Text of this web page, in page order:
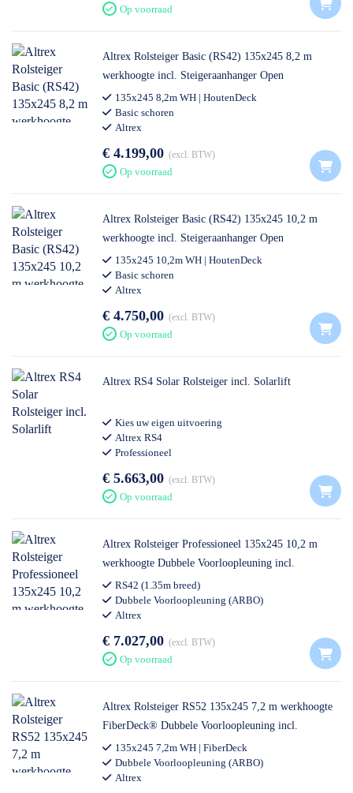
Op voorraad
Altrex Rolsteiger Basic (RS42) 135x245 8,2 m
werkhoogte incl. Steigeraanhanger Open
135x245 8,2m WH | HoutenDeck
Basic schoren
Altrex
€ 4.199,00 excl. BTW
Op voorraad
Altrex Rolsteiger Basic (RS42) 135x245 10,2 m
werkhoogte incl. Steigeraanhanger Open
135x245 10,2m WH | HoutenDeck
Basic schoren
Altrex
€ 4.750,00 excl. BTW
Op voorraad
Altrex RS4 Solar Rolsteiger incl. Solarlift
Kies uw eigen uitvoering
Altrex RS4
Professioneel
€ 5.663,00 excl. BTW
Op voorraad
Altrex Rolsteiger Professioneel 135x245 10,2 m
werkhoogte Dubbele Voorloopleuning incl.
Steigeraanhanger Open
RS42 (1.35m breed)
Dubbele Voorloopleuning (ARBO)
Altrex
€ 7.027,00 excl. BTW
Op voorraad
Altrex Rolsteiger RS52 135x245 7,2 m werkhoogte
FiberDeck® Dubbele Voorloopleuning incl.
Steigeraanhanger Deluxe
135x245 7,2m WH | FiberDeck
Dubbele Voorloopleuning (ARBO)
Altrex